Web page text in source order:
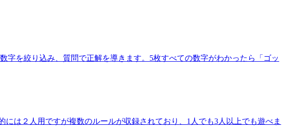
を絞り込み、質問で正解を導きます。5枚すべての数字がわかったら「ゴッ
は２人用ですが複数のルールが収録されており、1人でも3人以上でも遊べま